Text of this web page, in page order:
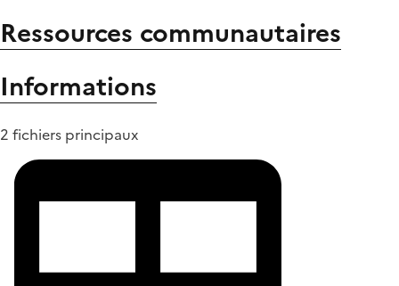
Ressources communautaires
Informations
2 fichiers principaux